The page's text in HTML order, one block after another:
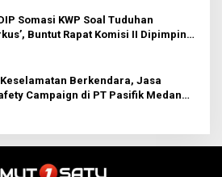
Somasi KWP Soal Tuduhan
Buntut Rapat Komisi II Dipimpin
Berkendara, Jasa
Campaign di PT Pasifik Medan